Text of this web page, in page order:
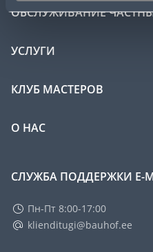
ОБСЛУЖИВАНИЕ
УСЛУГИ
КЛУБ МАСТЕРОВ
О НАС
СЛУЖБА ПОДДЕРЖКИ Е-
Пн-Пт 8:00-17:00
klienditugi@bauhof.ee